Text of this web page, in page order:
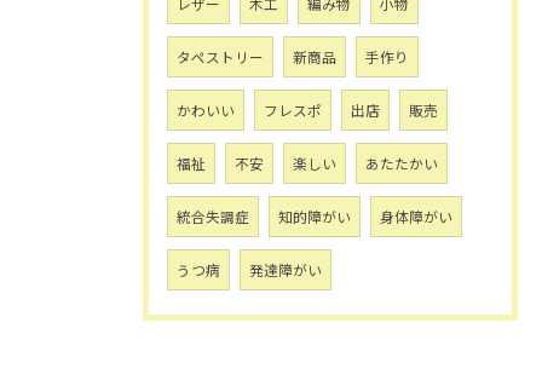
タペストリー 新商品 手作り
かわいい フレスポ 出店 販売
福祉 不安 楽しい あたたかい
統合失調症 知的障がい 身体障がい
うつ病 発達障がい